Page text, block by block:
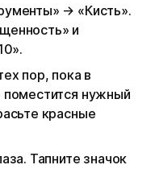
→ «Кисть».
и
пор, пока в
поместится нужный
красные
Тапните значок